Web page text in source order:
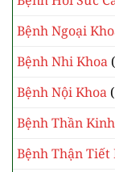
Bệnh Ngoại
Bệnh Nhi Khoa
Bệnh Nội Khoa
Bệnh Thần Kinh
Bệnh Thận Tiết